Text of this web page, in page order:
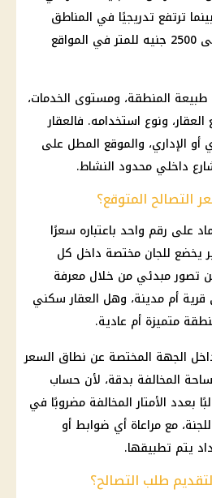
ترتفع تدريجيًا في المناطق
الأعلى قيمة حتى تصل إلى 2500 جنيه للمتر في المواقع
المنطقة، ومستوى الخدمات،
ونوع استخدامه. فالعقار
الإداري، والموقع المطل على
داخلي محدود النشاط.
المتوقع؟
على رقم واحد باعتباره سعرًا
يخضع للجان مختصة داخل كل
تصور مبدئي من خلال معرفة
أم مدينة، وهل العقار سكني
متميزة أم عادية.
الجهة المختصة عن نطاق السعر
المخالفة بدقة، لأن حساب
بعدد الأمتار المخالفة مضروبًا في
مع مراعاة أي ضوابط أو
يتم تطبيقها.
طلب التصالح؟